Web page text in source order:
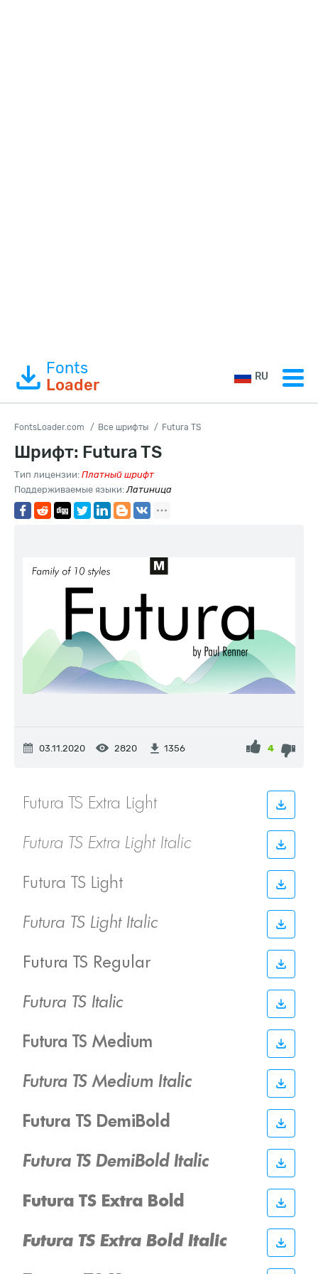
Fonts
Loader
RU
FontsLoader.com Все шрифты Futura TS
Шрифт: Futura TS
Тип лицензии: Платный шрифт
Поддерживаемые языки:Латиница
03.11.2020 2820 1356 4